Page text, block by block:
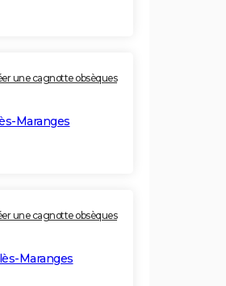
une cagnotte obsèques
Maranges
une cagnotte obsèques
Maranges